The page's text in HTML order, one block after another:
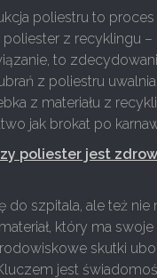
poliestru to
poliester z recyklingu
to
z poliestru
z materiału z
jak brokat po
poliester jest
szpitala, ale też nie
który ma swoje
skutki
jest